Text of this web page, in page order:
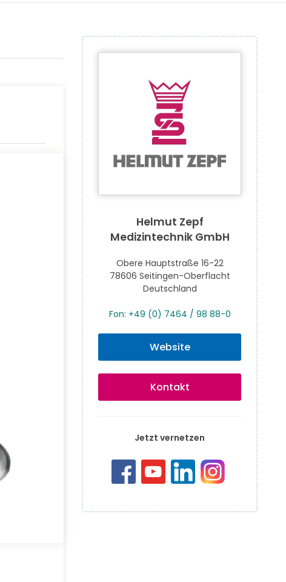
Helmut Zepf
Medizintechnik GmbH
Obere Hauptstraße 16-22
78606 Seitingen-Oberflacht
Deutschland
Fon: +49 (0) 7464 / 98 88-0
Website
Kontakt
Jetzt vernetzen